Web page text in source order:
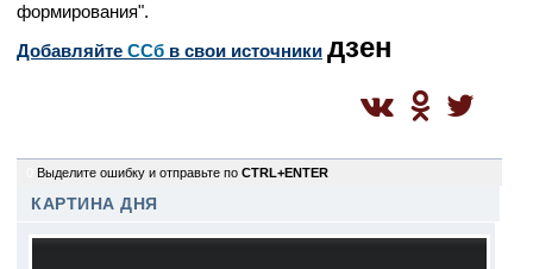
формирования".
Добавляйте CСб в свои источники дзен
Выделите ошибку и отправьте по CTRL+ENTER
КАРТИНА ДНЯ